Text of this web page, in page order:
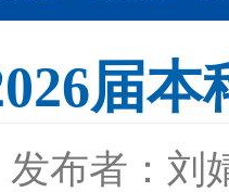
届
发布者：刘